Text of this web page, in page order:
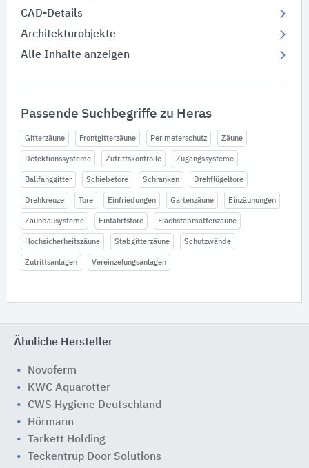
CAD-Details
Architekturobjekte
Alle Inhalte anzeigen
Passende Suchbegriffe zu Heras
Gitterzäune Frontgitterzäune Perimeterschutz Zäune
Detektionssysteme Zutrittskontrolle Zugangssysteme
Ballfanggitter Schiebetore Schranken Drehflügeltore
Drehkreuze Tore Einfriedungen Gartenzäune Einzäunungen
Zaunbausysteme Einfahrtstore Flachstabmattenzäune
Hochsicherheitszäune Stabgitterzäune Schutzwände
Zutrittsanlagen Vereinzelungsanlagen
Ähnliche Hersteller
Novoferm
KWC Aquarotter
CWS Hygiene Deutschland
Hörmann
Tarkett Holding
Teckentrup Door Solutions